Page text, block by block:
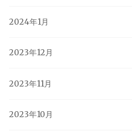
2024年1月
2023年12月
2023年11月
2023年10月